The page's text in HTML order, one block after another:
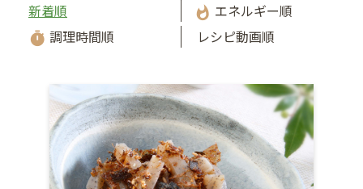
新着順
whatshot エネルギー順
timer 調理時間順 レシピ動画順